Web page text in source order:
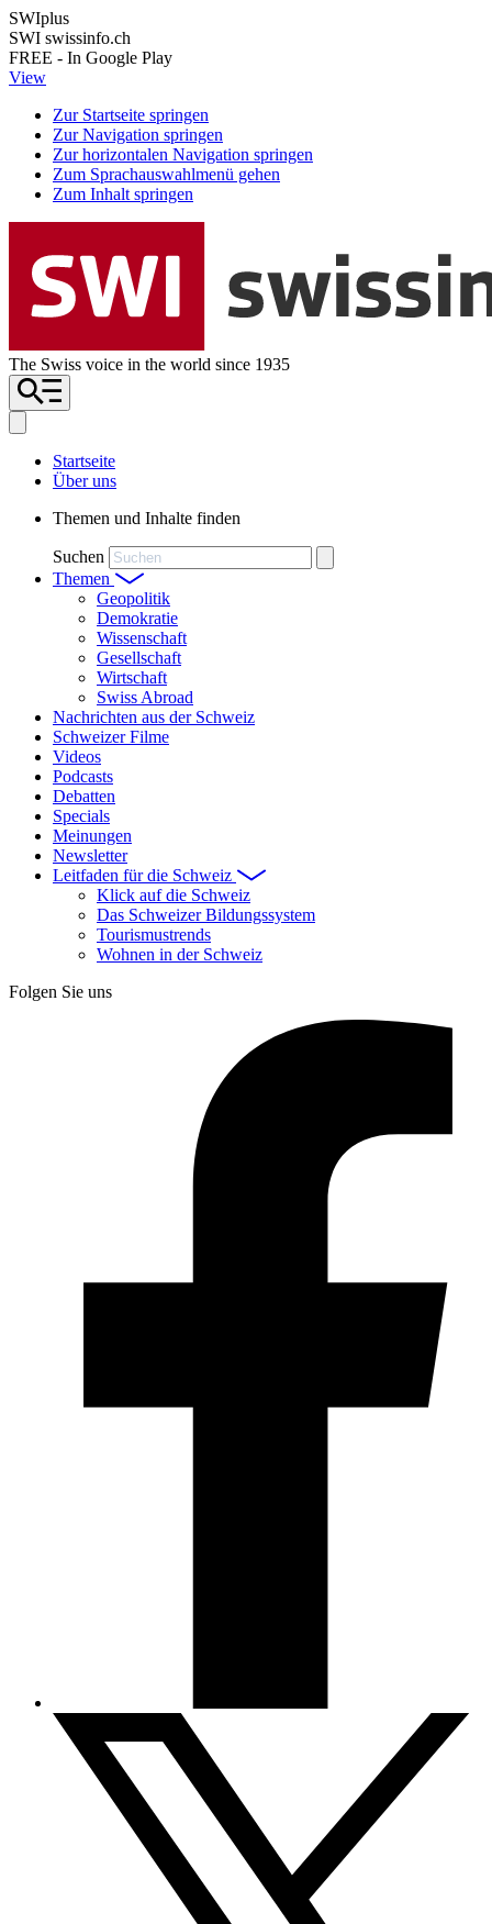
SWIplus
SWI swissinfo.ch
FREE - In Google Play
View
Zur Startseite springen
Zur Navigation springen
Zur horizontalen Navigation springen
Zum Sprachauswahlmenü gehen
Zum Inhalt springen
The Swiss voice in the world since 1935
Startseite
Über uns
Themen und Inhalte finden
Suchen
Themen
Geopolitik
Demokratie
Wissenschaft
Gesellschaft
Wirtschaft
Swiss Abroad
Nachrichten aus der Schweiz
Schweizer Filme
Videos
Podcasts
Debatten
Specials
Meinungen
Newsletter
Leitfaden für die Schweiz
Klick auf die Schweiz
Das Schweizer Bildungssystem
Tourismustrends
Wohnen in der Schweiz
Folgen Sie uns